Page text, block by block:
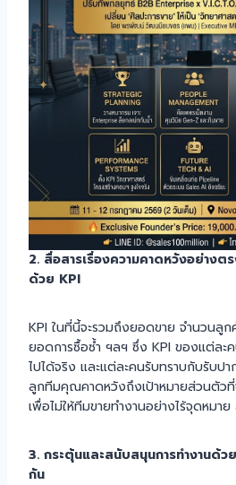
2. สื่อสารเรื่องความคาดหวังอย่างต
ด้วย KPI
KPI ในที่นี้จะรวมถึงยอดขาย จำนวนลู
ยอดการซื้อซ้ำ ฯลฯ ซึ่ง KPI ของแต่ละ
ไปได้จริง และแต่ละคนรับทราบกับรับปา
ลูกทีมคุณคาดหวังถึงเป้าหมายส่วนตัวที่
เพื่อไม่ให้ทีมขายทำงานอย่างไร้จุดหมา
3. กระตุ้นและสนับสนุนการทำงานด้ว
กัน